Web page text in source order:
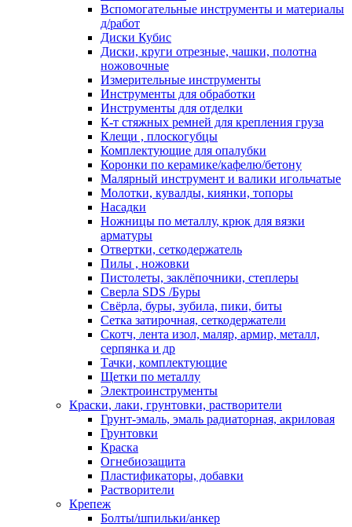
Вспомогательные инструменты и материалы
д/работ
Диски Кубис
Диски, круги отрезные, чашки, полотна
ножовочные
Измерительные инструменты
Инструменты для обработки
Инструменты для отделки
К-т стяжных ремней для крепления груза
Клещи , плоскогубцы
Комплектующие для опалубки
Коронки по керамике/кафелю/бетону
Малярный инструмент и валики игольчатые
Молотки, кувалды, киянки, топоры
Насадки
Ножницы по металлу, крюк для вязки
арматуры
Отвертки, сеткодержатель
Пилы , ножовки
Пистолеты, заклёпочники, степлеры
Сверла SDS /Буры
Свёрла, буры, зубила, пики, биты
Сетка затирочная, сеткодержатели
Скотч, лента изол, маляр, армир, металл,
серпянка и др
Тачки, комплектующие
Щетки по металлу
Электроинструменты
Краски, лаки, грунтовки, растворители
Грунт-эмаль, эмаль радиаторная, акриловая
Грунтовки
Краска
Огнебиозащита
Пластификаторы, добавки
Растворители
Крепеж
Болты/шпильки/анкер